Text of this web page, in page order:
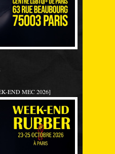
END MEC 2026]